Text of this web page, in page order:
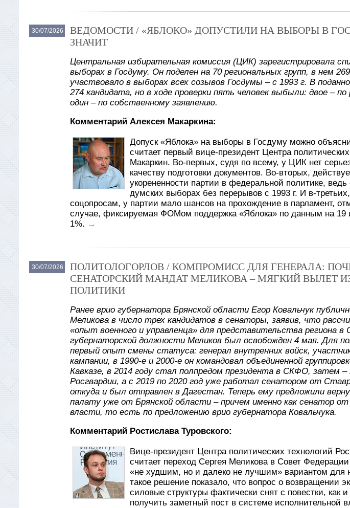
30/07/2026
ВЕДОМОСТИ / «ЯБЛОКО» ДОПУСТИЛИ НА ВЫБОРЫ В
ЗНАЧИТ
Центральная избирательная комиссия (ЦИК) зарегистрировала
выборах в Госдуму. Он поделен на 70 региональных групп, в нем
участвовало в выборах всех созывов Госдумы – с 1993 г. В
274 кандидата, но в ходе проверки пять человек выбыли: двое –
один – по собственному заявлению.
Комментарий Алексея Макаркина:
Допуск «Яблока» на выборы в Госдуму можно
считает первый вице-президент Центра
Макаркин. Во-первых, судя по всему, у ЦИК нет
качеству подготовки документов. Во-вторых,
укорененности партии в федеральной политике, ведь
думских выборах без перерывов с 1993 г. И в-
соцопросам, у партии мало шансов на прохождение в парламент,
случае, фиксируемая ФОМом поддержка «Яблока» по данным на 19
1%. →
30/07/2026
ПОЛИТОЛОГОРЛОВ / КОМПРОМИСС ДЛЯ ГЕНЕРАЛА:
СЕНАТОРСКИЙ МАНДАТ МЕЛИКОВА – МЯГКИЙ ВЫЛЕТ
ПОЛИТИКИ
Ранее врио губернатора Брянской области Егор Ковальчук
Меликова в число трех кандидатов в сенаторы, заявив, что
«опыт военного и управленца» для представительства региона
губернаторской должности Меликов был освобожден 4 мая. Для
первый опыт смены статуса: генерал внутренних войск, участник
кампании, в 1990-е и 2000-е он командовал объединенной
Кавказе, в 2014 году стал полпредом президента в СКФО, затем –
Росгвардии, а с 2019 по 2020 год уже работал сенатором от
откуда и был отправлен в Дагестан. Теперь ему предложили
палату уже от Брянской области – причем именно как сенатор
власти, то есть по предложению врио губернатора Ковальчука.
Комментарий Ростислава Туровского:
Вице-президент Центра политических технологий
считает переход Сергея Меликова в Совет
«не худшим, но и далеко не лучшим» вариантом для
такое решение показало, что вопрос о возвращении
силовые структуры фактически снят с повестки, как и
получить заметный пост в системе исполнительной